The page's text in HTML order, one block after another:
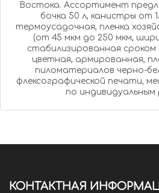
Востока. Ассортимент
бочка 50 л, канистры от
термоусадочная, пленка
(от 45 мкм до 250 мкм,
стабилизированная сроком
цветная, армированная,
пиломатериалов черно-
флексографической печати,
по индивидуальным
КОНТАКТНАЯ